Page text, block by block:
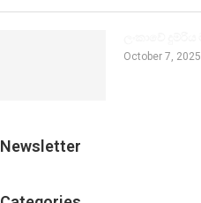
October 7, 2025
Newsletter